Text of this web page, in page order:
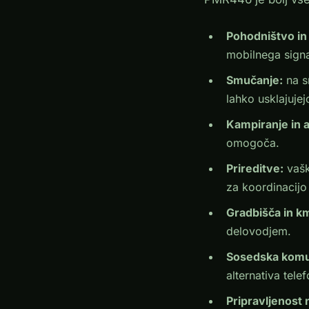
Pohodništvo
mobilnega
Smučanje: na
lahko
Kampiranje in
omogoča.
Prireditve:
za
Gradbišča in
delovodjem.
Sosedska
alternativa
Pripravljenost